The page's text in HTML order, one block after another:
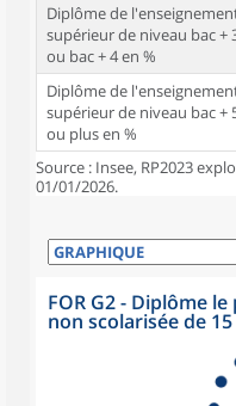
Diplôme de
supérieur de niveau bac +
ou bac + 4 en %
Diplôme de
supérieur de niveau bac +
ou plus en %
Source : Insee, RP2023
01/01/2026.
FOR G2 - Diplôme
non scolarisée de